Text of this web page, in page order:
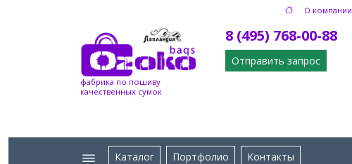
О компании
фабрика по пошиву
качественных сумок
8 (495) 768-00-88
Отправить запрос
Каталог Портфолио Контакты